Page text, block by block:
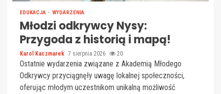
EDUKACJA WYDARZENIA
Młodzi odkrywcy Nysy:
Przygoda z historią i mapą!
Karol Kaczmarek 7 sierpnia 2026 20
Ostatnie wydarzenia związane z Akademią Młodego
Odkrywcy przyciągnęły uwagę lokalnej społeczności,
oferując młodym uczestnikom unikalną możliwość